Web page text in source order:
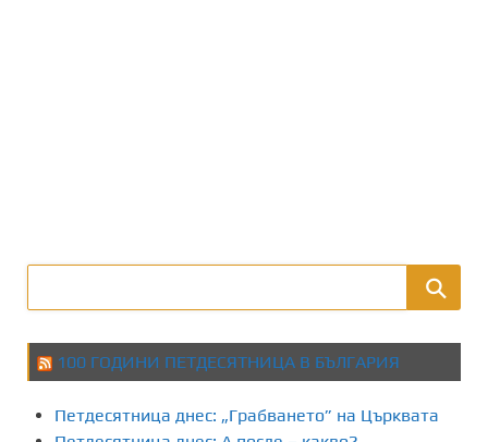
100 ГОДИНИ ПЕТДЕСЯТНИЦА В БЪЛГАРИЯ
Петдесятница днес: „Грабването” на Църквата